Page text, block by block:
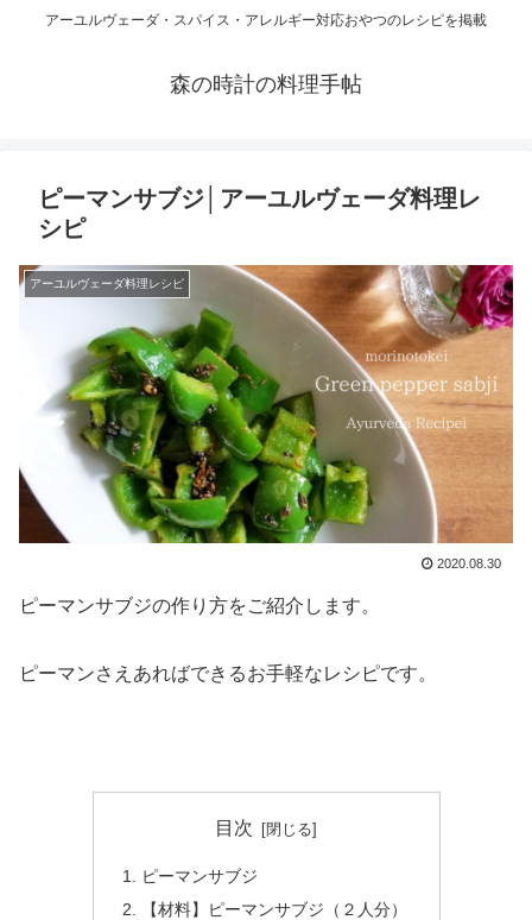
アーユルヴェーダ・スパイス・アレルギー対応おやつのレシピを掲載
森の時計の料理手帖
ピーマンサブジ│アーユルヴェーダ料理レ
シピ
アーユルヴェーダ料理レシピ
2020.08.30
ピーマンサブジの作り方をご紹介します。
ピーマンさえあればできるお手軽なレシピです。
目次
ピーマンサブジ
【材料】ピーマンサブジ（２人分）